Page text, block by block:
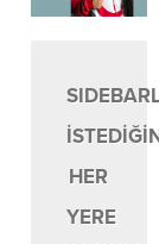
HER
YERE